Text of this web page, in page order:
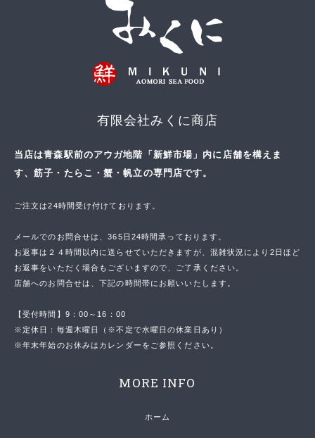
有限会社みくに商店
当店は青森駅前のアウガ地階「新鮮市場」内に店舗を構えま
す、筋子・たらこ・蟹・帆立の専門店です。
ご注文は24時間受け付けております。
メールでのお問合せは、365日24時間承っております。
お返事は２４時間以内に送らせていただきますが、混雑状況により2日ほど
お返事をいただく場合もございますので、ご了承ください。
店舗へのお問合せは、下記の時間帯にお願いいたします。
【受付時間】9：00～16：00
※定休日：毎週木曜日（※不定で水曜日の休業日あり）
※年末年始のお休みはカレンダーをご参照ください。
MORE INFO
ホーム